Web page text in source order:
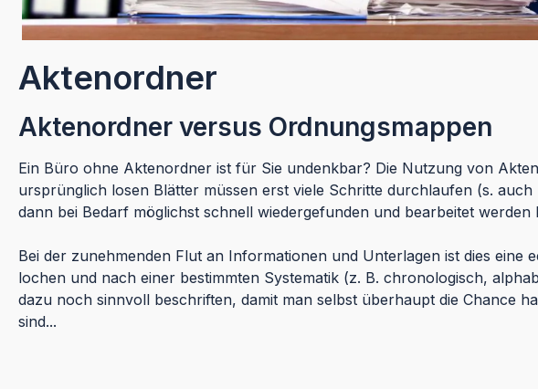
Aktenordner
Aktenordner versus Ordnungsmappen
Ein Büro ohne Aktenordner ist für Sie undenkbar? Die Nutzung von
ursprünglich losen Blätter müssen erst viele Schritte durchlaufen (s.
dann bei Bedarf möglichst schnell wiedergefunden und bearbeitet werden
Bei der zunehmenden Flut an Informationen und Unterlagen ist dies
lochen und nach einer bestimmten Systematik (z. B. chronologisch,
dazu noch sinnvoll beschriften, damit man selbst überhaupt die Chance
sind...